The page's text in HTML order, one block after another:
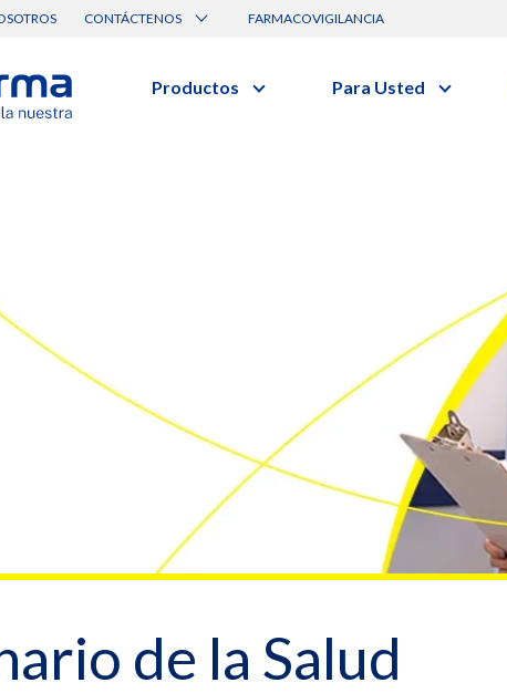
CONTÁCTENOS
Canal de Ética Eurofarma
FARMACOVIGILANCIA
Productos Para Usted
Dónde
Sala de
de la Salud